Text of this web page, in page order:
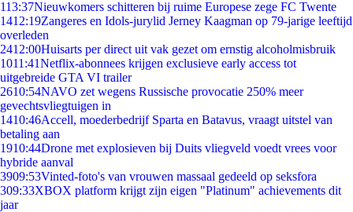
113:37Nieuwkomers schitteren bij ruime Europese zege FC Twente
1412:19Zangeres en Idols-jurylid Jerney Kaagman op 79-jarige leeftijd
overleden
2412:00Huisarts per direct uit vak gezet om ernstig alcoholmisbruik
1011:41Netflix-abonnees krijgen exclusieve early access tot
uitgebreide GTA VI trailer
2610:54NAVO zet wegens Russische provocatie 250% meer
gevechtsvliegtuigen in
1410:46Accell, moederbedrijf Sparta en Batavus, vraagt uitstel van
betaling aan
1910:44Drone met explosieven bij Duits vliegveld voedt vrees voor
hybride aanval
3909:53Vinted-foto's van vrouwen massaal gedeeld op seksfora
309:33XBOX platform krijgt zijn eigen "Platinum" achievements dit
jaar